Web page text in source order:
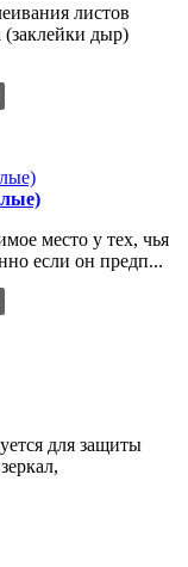
листов
дыр)
место у тех, чья
если он предп...
для защиты